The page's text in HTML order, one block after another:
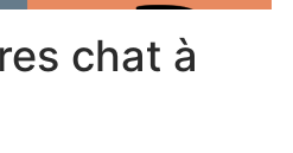
chat à